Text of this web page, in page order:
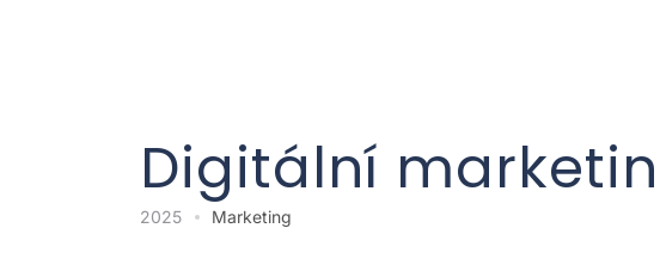
Digitální
2025 Marketing